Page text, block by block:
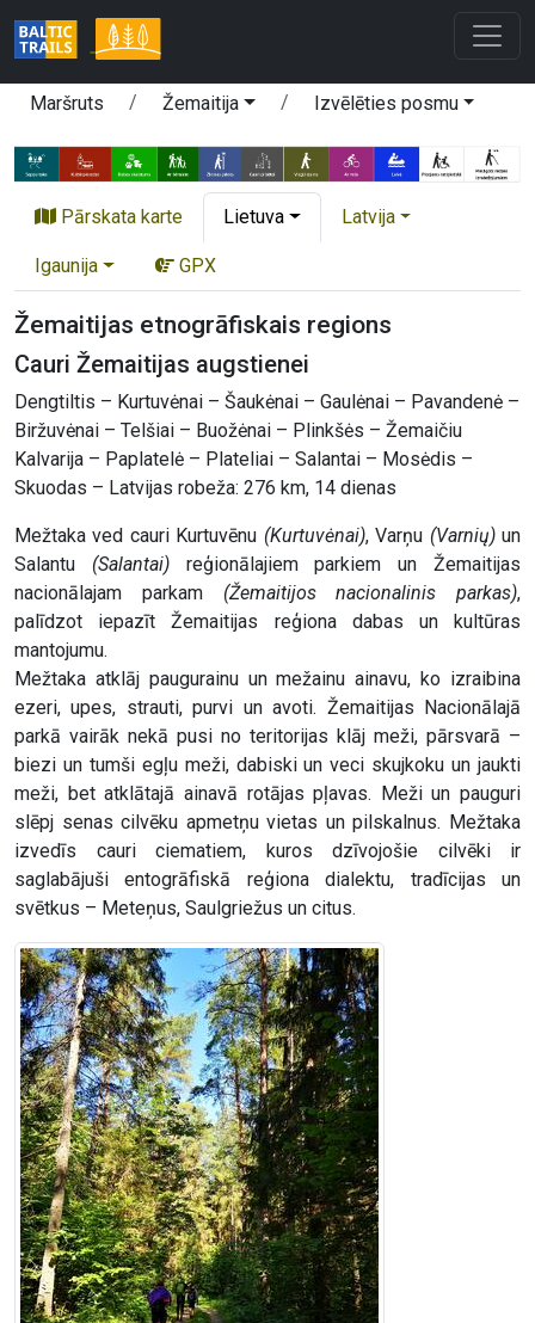
Maršruts Žemaitija Izvēlēties posmu
Pārskata karte Lietuva Latvija
Igaunija GPX
Žemaitijas etnogrāfiskais regions
Cauri Žemaitijas augstienei
Dengtiltis – Kurtuvėnai – Šaukėnai – Gaulėnai – Pavandenė –
Biržuvėnai – Telšiai – Buožėnai – Plinkšės – Žemaičiu
Kalvarija – Paplatelė – Plateliai – Salantai – Mosėdis –
Skuodas – Latvijas robeža: 276 km, 14 dienas
Mežtaka ved cauri Kurtuvēnu (Kurtuvėnai), Varņu (Varnių)un
Salantu (Salantai) reģionālajiem parkiem un Žemaitijas
nacionālajam parkam (Žemaitijos nacionalinis parkas),
palīdzot iepazīt Žemaitijas reģiona dabas un kultūras
mantojumu.
Mežtaka atklāj paugurainu un mežainu ainavu, ko izraibina
ezeri, upes, strauti, purvi un avoti. Žemaitijas Nacionālajā
parkā vairāk nekā pusi no teritorijas klāj meži, pārsvarā –
biezi un tumši egļu meži, dabiski un veci skujkoku un jaukti
meži, bet atklātajā ainavā rotājas pļavas. Meži un pauguri
slēpj senas cilvēku apmetņu vietas un pilskalnus. Mežtaka
izvedīs cauri ciematiem, kuros dzīvojošie cilvēki ir
saglabājuši entogrāfiskā reģiona dialektu, tradīcijas un
svētkus – Meteņus, Saulgriežus un citus.